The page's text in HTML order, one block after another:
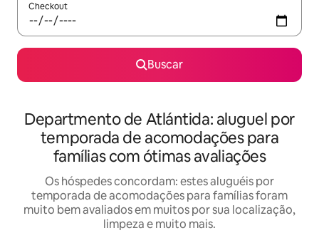
Checkout
Buscar
Departmento de Atlántida: aluguel por
temporada de acomodações para
famílias com ótimas avaliações
Os hóspedes concordam: estes aluguéis por
temporada de acomodações para famílias foram
muito bem avaliados em muitos por sua localização,
limpeza e muito mais.